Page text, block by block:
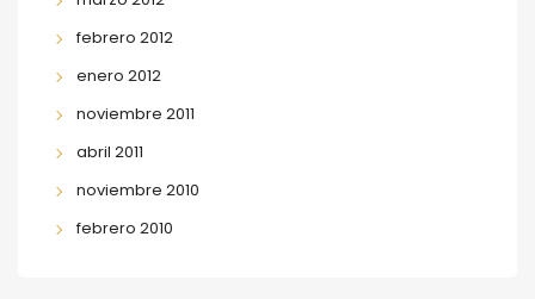
febrero 2012
enero 2012
noviembre 2011
abril 2011
noviembre 2010
febrero 2010